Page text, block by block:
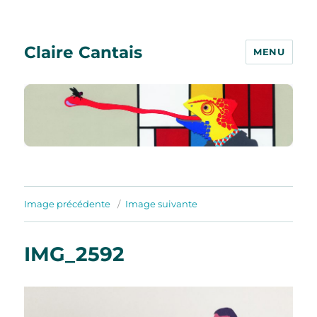
Claire Cantais MENU
Image précédente Image suivante
IMG_2592